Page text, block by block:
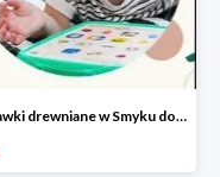
Zabawki drewniane w Smyku do -45%